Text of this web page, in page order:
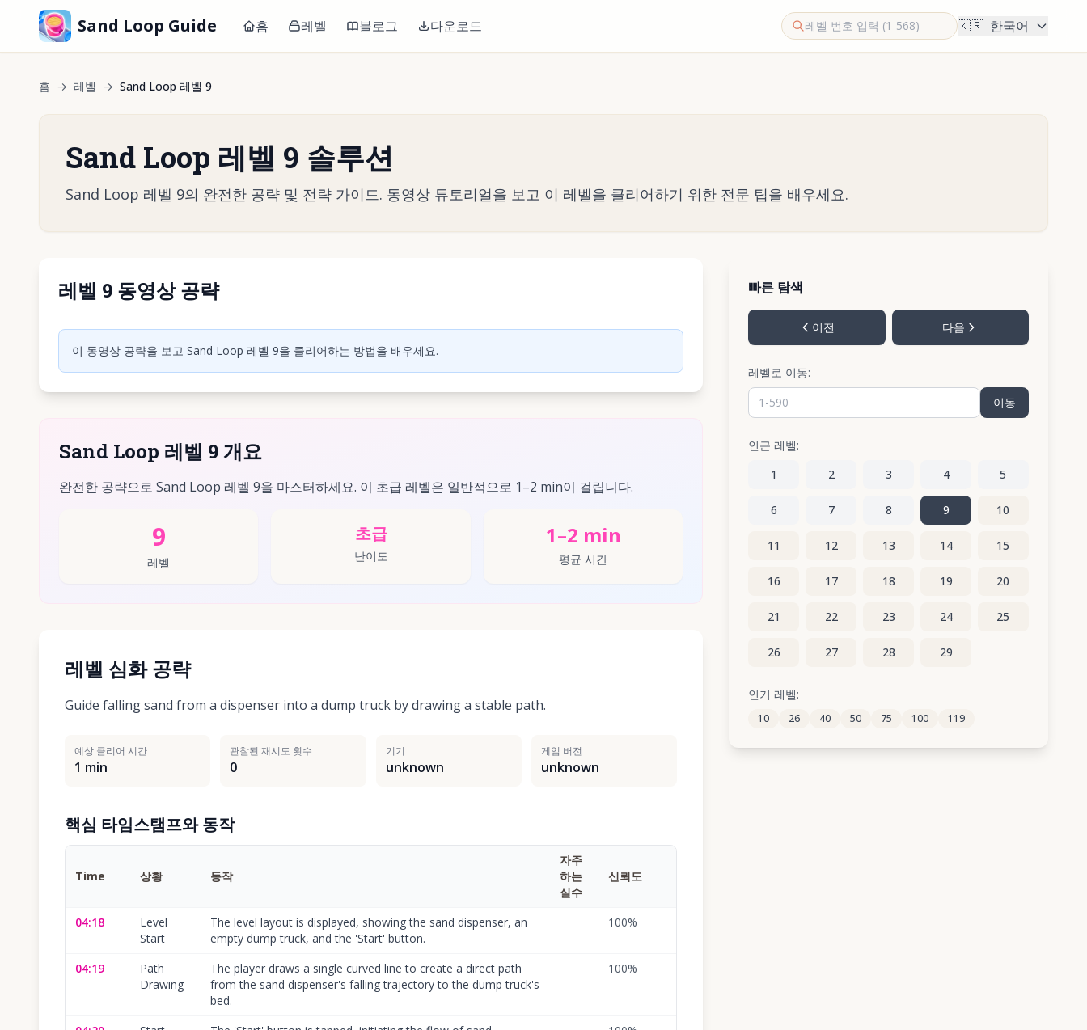
Sand Loop Guide 홈 레벨 블로그 다운로드 🇰🇷 한국어
홈 → 레벨 → Sand Loop 레벨 9
Sand Loop 레벨 9 솔루션
Sand Loop 레벨 9의 완전한 공략 및 전략 가이드. 동영상 튜토리얼을 보고 이 레벨을 클리어하기 위한 전문 팁을 배우세요.
레벨 9 동영상 공략
이 동영상 공략을 보고 Sand Loop 레벨 9을 클리어하는 방법을 배우세요.
Sand Loop 레벨 9 개요
완전한 공략으로 Sand Loop 레벨 9을 마스터하세요. 이 초급 레벨은 일반적으로 1–2 min이 걸립니다.
9
레벨
초급
난이도
1–2 min
평균 시간
레벨 심화 공략
Guide falling sand from a dispenser into a dump truck by drawing a stable path.
예상 클리어 시간
1 min
관찰된 재시도 횟수
0
기기
unknown
게임 버전
unknown
핵심 타임스탬프와 동작
Time 상황 동작
자주
하는
실수
신뢰도
04:18
Level
Start
The level layout is displayed, showing the sand dispenser, an
empty dump truck, and the 'Start' button.
100%
04:19
Path
Drawing
The player draws a single curved line to create a direct path
from the sand dispenser's falling trajectory to the dump truck's
bed.
100%
빠른 탐색
이전 다음
레벨로 이동:
이동
인근 레벨:
1
2 3 4 5
6 7 8 9 10
11 12 13 14 15
16 17 18 19 20
21 22 23 24 25
26 27 28 29
인기 레벨:
10 26 40 50 75 100 119